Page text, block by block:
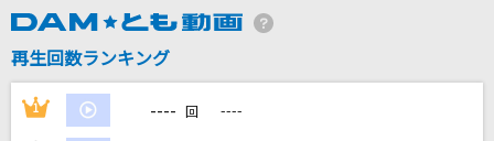
BIGBANG
Joyful
DA PUMP
再生回数ランキング
1 ---- 回 ----